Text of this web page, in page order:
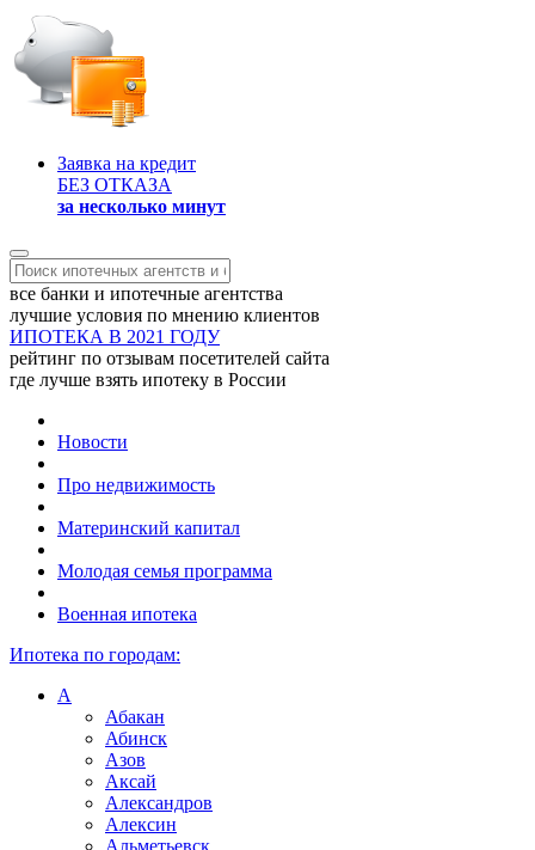
Заявка на кредит
БЕЗ ОТКАЗА
за несколько минут
все банки и ипотечные агентства
лучшие условия по мнению клиентов
ИПОТЕКА В 2021 ГОДУ
рейтинг по отзывам посетителей сайта
где лучше взять ипотеку в России
Новости
Про недвижимость
Материнский капитал
Молодая семья программа
Военная ипотека
Ипотека по городам:
А
Абакан
Абинск
Азов
Аксай
Александров
Алексин
Альметьевск